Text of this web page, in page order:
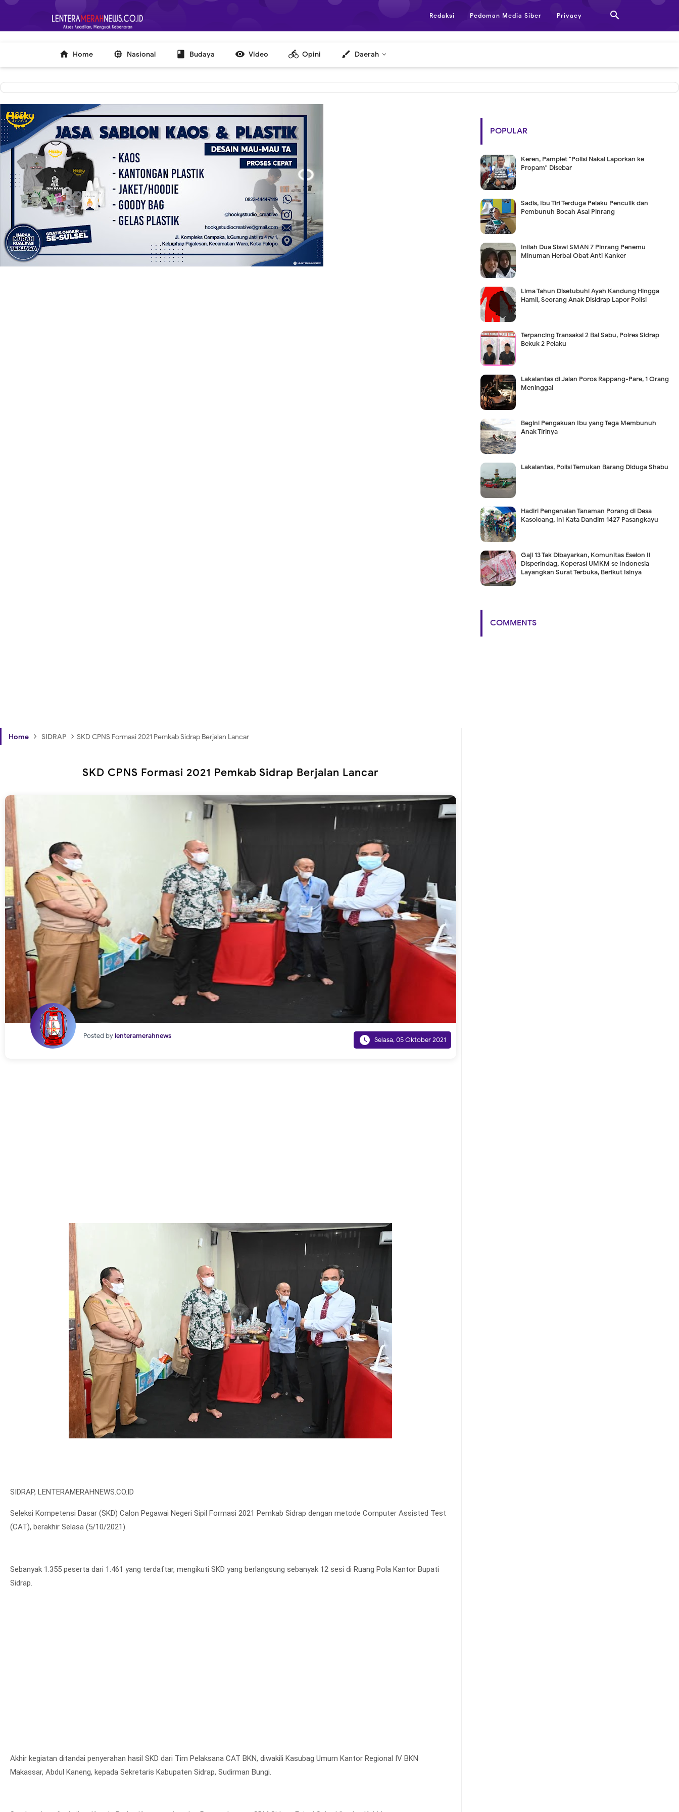
-->

Redaksi Pedoman Media Siber Privacy
 Home  Nasional  Budaya  Video directions_bike Opini brush Daerah
Home › SIDRAP › SKD CPNS Formasi 2021 Pemkab Sidrap Berjalan Lancar
SKD CPNS Formasi 2021 Pemkab Sidrap Berjalan Lancar
Posted bylenteramerahnews  Selasa, 05 Oktober 2021
SIDRAP, LENTERAMERAHNEWS.CO.ID
Seleksi Kompetensi Dasar (SKD) Calon Pegawai Negeri Sipil Formasi 2021 Pemkab Sidrap dengan metode Computer Assisted Test
(CAT), berakhir Selasa (5/10/2021).
Sebanyak 1.355 peserta dari 1.461 yang terdaftar, mengikuti SKD yang berlangsung sebanyak 12 sesi di Ruang Pola Kantor Bupati
Sidrap.
Akhir kegiatan ditandai penyerahan hasil SKD dari Tim Pelaksana CAT BKN, diwakili Kasubag Umum Kantor Regional IV BKN
Makassar, Abdul Kaneng, kepada Sekretaris Kabupaten Sidrap, Sudirman Bungi.
POPULAR
Keren, Pamplet "Polisi Nakal Laporkan ke
Propam" Disebar
Sadis, Ibu Tiri Terduga Pelaku Penculik dan
Pembunuh Bocah Asal Pinrang
Inilah Dua Siswi SMAN 7 Pinrang Penemu
Minuman Herbal Obat Anti Kanker
Lima Tahun Disetubuhi Ayah Kandung Hingga
Hamil, Seorang Anak Disidrap Lapor Polisi
Terpancing Transaksi 2 Bal Sabu, Polres Sidrap
Bekuk 2 Pelaku
Lakalantas di Jalan Poros Rappang-Pare, 1 Orang
Meninggal
Begini Pengakuan Ibu yang Tega Membunuh
Anak Tirinya
Lakalantas, Polisi Temukan Barang Diduga Shabu
Hadiri Pengenalan Tanaman Porang di Desa
Kasoloang, Ini Kata Dandim 1427 Pasangkayu
Gaji 13 Tak Dibayarkan, Komunitas Eselon II
Disperindag, Koperasi UMKM se Indonesia
Layangkan Surat Terbuka, Berikut Isinya
COMMENTS